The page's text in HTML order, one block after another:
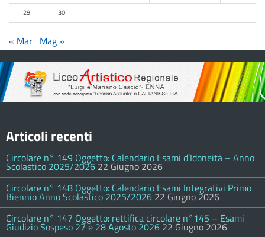
29
30
« Mar Mag »
Articoli recenti
Circolare n° 149 Oggetto: Calendario Esami d’Idoneità – Anno
Scolastico 2025/2026 22 Giugno 2026
Circolare n° 148 Oggetto: Calendario Esami Integrativi Primo
Biennio Anno Scolastico 2025/2026 22 Giugno 2026
Circolare n° 147 Oggetto: rettifica circolare n°145 – Esami
Giudizio Sospeso 27 e 28 Agosto 2026 22 Giugno 2026